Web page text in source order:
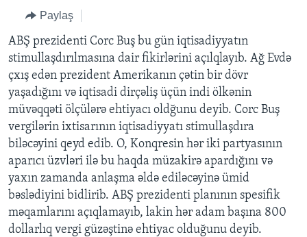
Search
İSRAIL-HƏMAS MÜNAQIŞƏSI
ABŞ SEÇKILƏRI 2024
İRAN AZƏRBAYCANI
VIDEOLAR
MEDIA AZADLIĞI
BAŞ MƏQALƏ
LEARNING ENGLISH
BIZI IZLƏYIN
Dillər
Paylaş
ABŞ prezidenti Corc Buş bu gün iqtisadiyyatın
stimullaşdırılmasına dair fikirlərini açılqlayıb. Ağ Evdə
çxış edən prezident Amerikanın çətin bir dövr
yaşadığını və iqtisadi dirçəliş üçün indi ölkənin
müvəqqəti ölçülərə ehtiyacı oldğunu deyib. Corc Buş
vergilərin ixtisarının iqtisadiyyatı stimullaşdıra
biləcəyini qeyd edib. O, Konqresin hər iki partyasının
aparıcı üzvləri ilə bu haqda müzakirə apardığını və
yaxın zamanda anlaşma əldə ediləcəyinə ümid
bəslədiyini bidlirib. ABŞ prezidenti planının spesifik
məqamlarını açıqlamayıb, lakin hər adam başına 800
dollarlıq vergi güzəştinə ehtiyac olduğunu deyib.